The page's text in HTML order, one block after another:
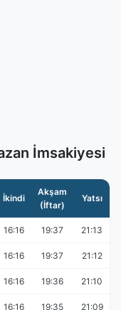
İmsakiyesi
İkindi
Akşam
(İftar)
Yatsı
16:16 19:37 21:13
16:16 19:37 21:12
16:16 19:36 21:10
16:16 19:35 21:09